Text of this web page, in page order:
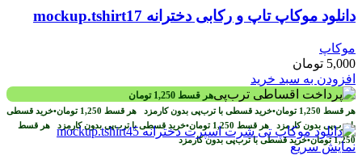
دانلود موکاپ تاپ و رکابی دخترانه mockup.tshirt17
موکاپ
5,000 تومان
افزودن به سبد خرید
هر قسط 1,250 تومان
هر قسط 1,250 تومان•خرید قسطی با ترب‌پی بدون کارمزد هر قسط 1,250 تومان•خرید قسطی
با ترب‌پی بدون کارمزد هر قسط 1,250 تومان•خرید قسطی با ترب‌پی بدون کارمزد هر قسط
1,250 تومان•خرید قسطی با ترب‌پی بدون کارمزدنمایش سریع